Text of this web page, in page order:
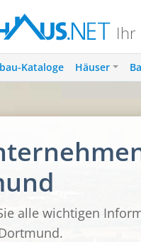
Ihr
Kataloge Häuser
alle wichtigen